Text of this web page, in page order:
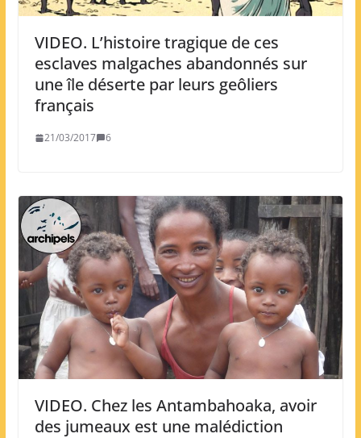
VIDEO. L’histoire tragique de ces
esclaves malgaches abandonnés sur
une île déserte par leurs geôliers
français
21/03/2017 6
VIDEO. Chez les Antambahoaka, avoir
des jumeaux est une malédiction